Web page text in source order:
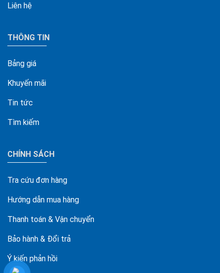
Liên hệ
THÔNG TIN
Bảng giá
Khuyến mãi
Tin tức
Tìm kiếm
CHÍNH SÁCH
Tra cứu đơn hàng
Hướng dẫn mua hàng
Thanh toán & Vận chuyển
Bảo hành & Đổi trả
Ý kiến phản hồi